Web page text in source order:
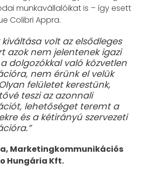
munkavállalóikat is – így esett
Colibri Appra.
kiváltása volt az elsődleges
azok nem jelentenek igazi
dolgozókkal való közvetlen
nem érünk el velük
felületet kerestünk,
teszi az azonnali
lehetőséget teremt a
és a kétirányú szervezeti
Marketingkommunikációs
Hungária Kft.